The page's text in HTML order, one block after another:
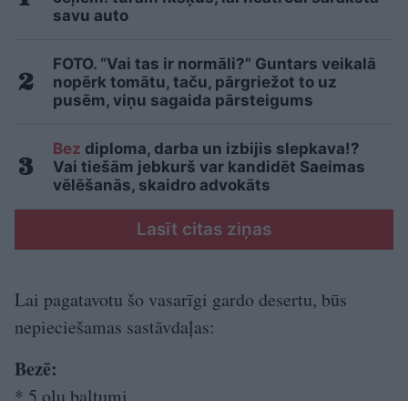
savu auto
FOTO. “Vai tas ir normāli?” Guntars veikalā
nopērk tomātu, taču, pārgriežot to uz
pusēm, viņu sagaida pārsteigums
Bez diploma, darba un izbijis slepkava!?
Vai tiešām jebkurš var kandidēt Saeimas
vēlēšanās, skaidro advokāts
Lasīt citas ziņas
Lai pagatavotu šo vasarīgi gardo desertu, būs
nepieciešamas sastāvdaļas:
Bezē:
* 5 olu baltumi